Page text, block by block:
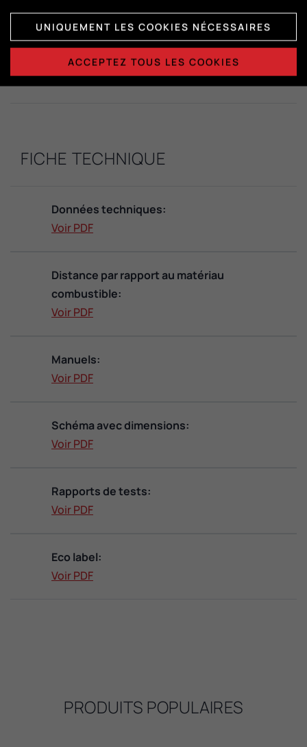
Dimensions de la chambre de
combustion:
H412 x L368 x P407
FICHE TECHNIQUE
Données techniques:
Voir PDF
Distance par rapport au matériau
combustible:
Voir PDF
Manuels:
Voir PDF
Schéma avec dimensions:
Voir PDF
Rapports de tests:
Voir PDF
Eco label:
Voir PDF
PRODUITS POPULAIRES
UNIQUEMENT LES COOKIES NÉCESSAIRES
ACCEPTEZ TOUS LES COOKIES